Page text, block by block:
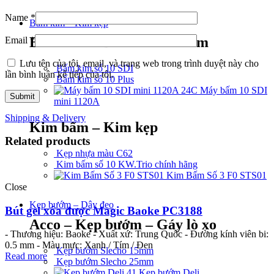
Bấm kim – Kim kẹp
Bấm kim – Bấm lỗ – Gỡ kim
Bấm kim số 10 SDI
Bấm kim số 10 Plus
Máy bấm 10 SDI
mini 1120A
Kim bấm – Kim kẹp
Kẹp nhựa màu C62
Kim bấm số 10 KW.Trio chính hãng
Kim Bấm Số 3 F0 STS01
Kẹp bướm – Dây đeo
Acco – Kẹp bướm – Gáy lò xo
Kẹp bướm Slecho 15mm
Kẹp bướm Slecho 25mm
Name*
Email*
Lưu tên của tôi, email, và trang web trong trình duyệt này cho
lần bình luận kế tiếp của tôi.
Shipping & Delivery
Related products
Close
Bút gel xóa được Magic Baoke PC3188
- Thương hiệu: Baoke - Xuất xứ: Trung Quốc - Đường kính viên bi:
0.5 mm - Màu mực: Xanh / Tím / Đen
Read more